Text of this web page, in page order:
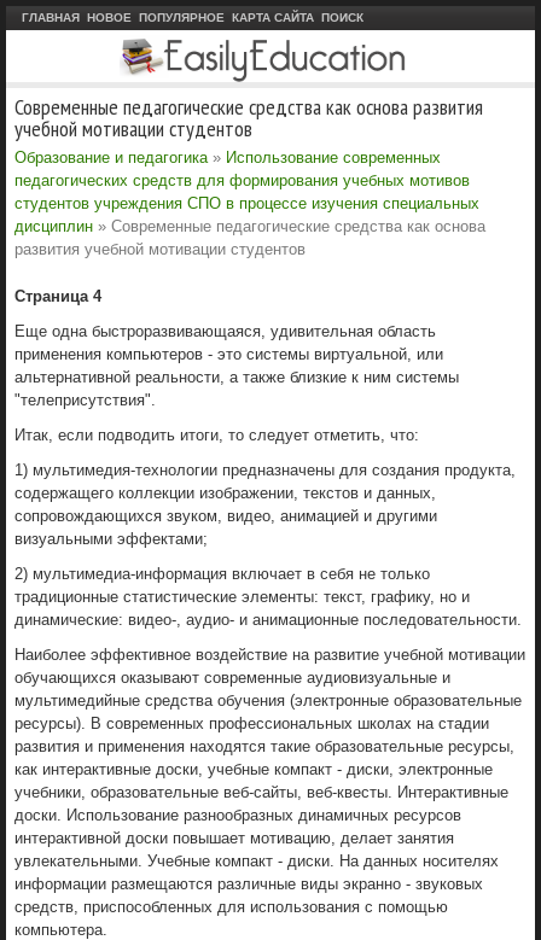
ГЛАВНАЯ НОВОЕ ПОПУЛЯРНОЕ КАРТА САЙТА ПОИСК
Современные педагогические средства как основа развития
учебной мотивации студентов
Образование и педагогика » Использование современных
педагогических средств для формирования учебных мотивов
студентов учреждения СПО в процессе изучения специальных
дисциплин » Современные педагогические средства как основа
развития учебной мотивации студентов
Страница 4
Еще одна быстроразвивающаяся, удивительная область
применения компьютеров - это системы виртуальной, или
альтернативной реальности, а также близкие к ним системы
"телеприсутствия".
Итак, если подводить итоги, то следует отметить, что:
1) мультимедия-технологии предназначены для создания продукта,
содержащего коллекции изображении, текстов и данных,
сопровождающихся звуком, видео, анимацией и другими
визуальными эффектами;
2) мультимедиа-информация включает в себя не только
традиционные статистические элементы: текст, графику, но и
динамические: видео-, аудио- и анимационные последовательности.
Наиболее эффективное воздействие на развитие учебной мотивации
обучающихся оказывают современные аудиовизуальные и
мультимедийные средства обучения (электронные образовательные
ресурсы). В современных профессиональных школах на стадии
развития и применения находятся такие образовательные ресурсы,
как интерактивные доски, учебные компакт - диски, электронные
учебники, образовательные веб-сайты, веб-квесты. Интерактивные
доски. Использование разнообразных динамичных ресурсов
интерактивной доски повышает мотивацию, делает занятия
увлекательными. Учебные компакт - диски. На данных носителях
информации размещаются различные виды экранно - звуковых
средств, приспособленных для использования с помощью
компьютера.